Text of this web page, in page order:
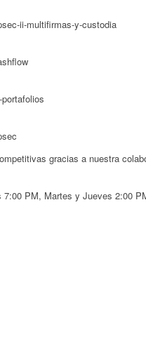
ii-multifirmas-y-custodia
gracias a nuestra
PM, Martes y Jueves 2:00